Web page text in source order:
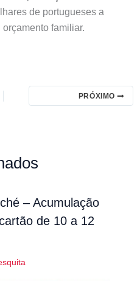
de portugueses a
familiar.
PRÓXIMO
– Acumulação
de 10 a 12